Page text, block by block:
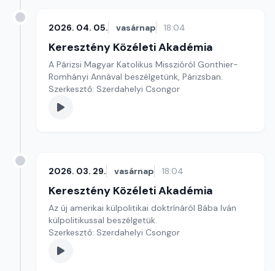
2026. 04. 05. vasárnap 18:04
Keresztény Közéleti Akadémia
A Párizsi Magyar Katolikus Misszióról Gonthier-
Romhányi Annával beszélgetünk, Párizsban.
Szerkesztő: Szerdahelyi Csongor
2026. 03. 29. vasárnap 18:04
Keresztény Közéleti Akadémia
Az új amerikai külpolitikai doktrínáról Bába Iván
külpolitikussal beszélgetük.
Szerkesztő: Szerdahelyi Csongor